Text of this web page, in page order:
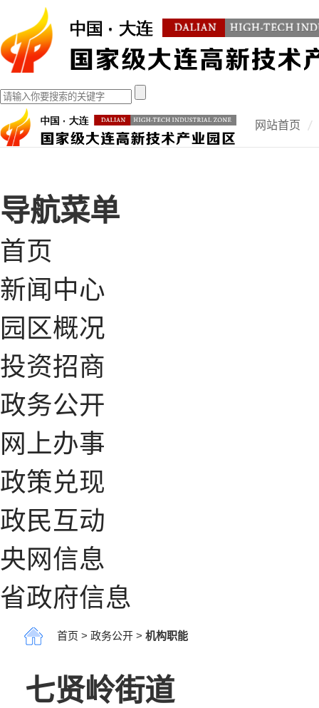
网站首页
导航菜单
首页
新闻中心
园区概况
投资招商
政务公开
网上办事
政策兑现
政民互动
央网信息
省政府信息
首页 > 政务公开> 机构职能
七贤岭街道